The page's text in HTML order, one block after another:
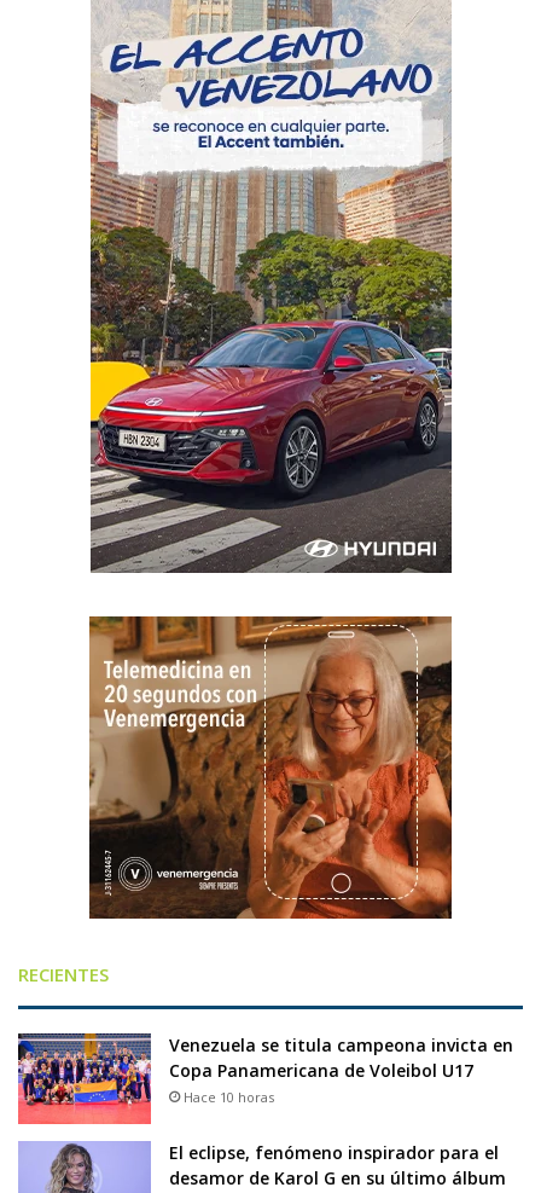
RECIENTES
Venezuela se titula campeona invicta en
Copa Panamericana de Voleibol U17
Hace 10 horas
El eclipse, fenómeno inspirador para el
desamor de Karol G en su último álbum